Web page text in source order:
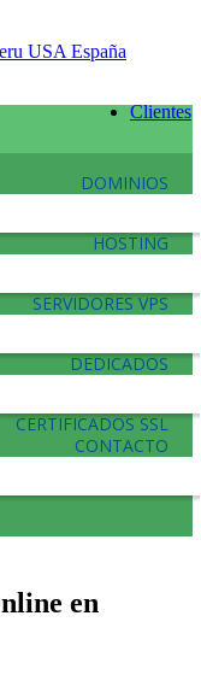
USA España
Clientes
DOMINIOS
HOSTING
SERVIDORES VPS
DEDICADOS
CERTIFICADOS SSL
CONTACTO
en